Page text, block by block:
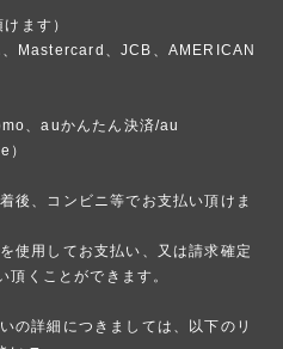
ます）
、Mastercard、JCB、AMERICAN
、auかんたん決済/au
後、コンビニ等でお支払い頂けま
使用してお支払い、又は請求確定
頂くことができます。
の詳細につきましては、以下のリ